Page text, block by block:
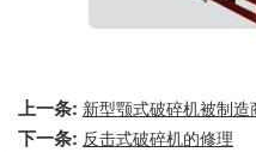
上一条: 新型颚式破碎机被制造
下一条: 反击式破碎机的修理